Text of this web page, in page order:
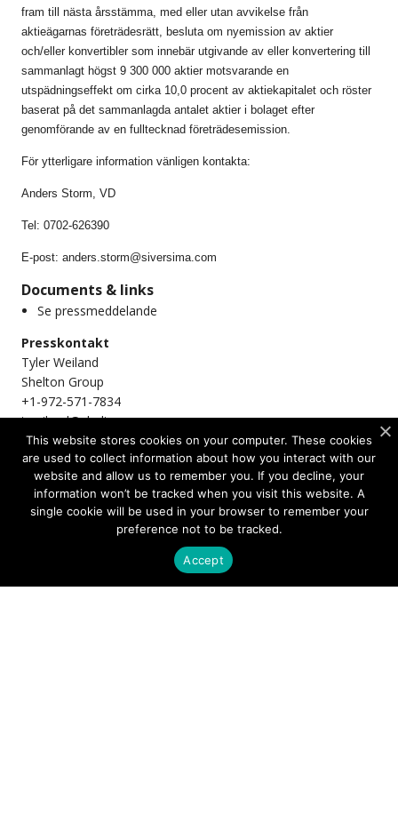
fram till nästa årsstämma, med eller utan avvikelse från
aktieägarnas företrädesrätt, besluta om nyemission av aktier
och/eller konvertibler som innebär utgivande av eller konvertering till
sammanlagt högst 9 300 000 aktier motsvarande en
utspädningseffekt om cirka 10,0 procent av aktiekapitalet och röster
baserat på det sammanlagda antalet aktier i bolaget efter
genomförande av en fulltecknad företrädesemission.
För ytterligare information vänligen kontakta:
Anders Storm, VD
Tel: 0702-626390
E-post: anders.storm@siversima.com
Documents & links
Se pressmeddelande
Presskontakt
Tyler Weiland
Shelton Group
+1-972-571-7834
tweiland@sheltongroup.com
Företagskontakt
Heine Thorsgaard
CFO
ir@sivers-semiconductors.com
This website stores cookies on your computer. These cookies
are used to collect information about how you interact with our
website and allow us to remember you. If you decline, your
information won’t be tracked when you visit this website. A
single cookie will be used in your browser to remember your
preference not to be tracked.
Accept